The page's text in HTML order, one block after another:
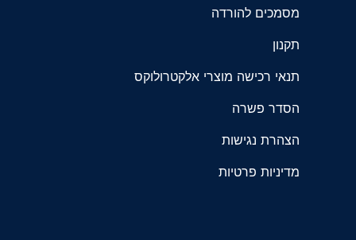
מסמכים להורדה
תקנון
תנאי רכישה מוצרי אלקטרולוקס
הסדר פשרה
הצהרת נגישות
מדיניות פרטיות